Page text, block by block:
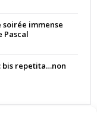
soirée immense
Pascal
bis repetita…non